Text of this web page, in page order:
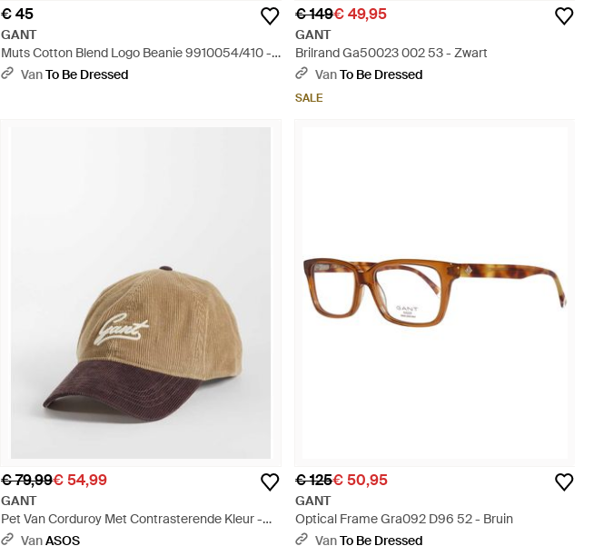
€ 45
GANT
Muts Cotton Blend Logo Beanie 9910054/410 -
Blauw
VanTo Be Dressed
€ 149€ 49,95
GANT
Brilrand Ga50023 002 53 - Zwart
VanTo Be Dressed
SALE
€ 79,99€ 54,99
GANT
Pet Van Corduroy Met Contrasterende Kleur -
Naturel
VanASOS
€ 125€ 50,95
GANT
Optical Frame Gra092 D96 52 - Bruin
VanTo Be Dressed